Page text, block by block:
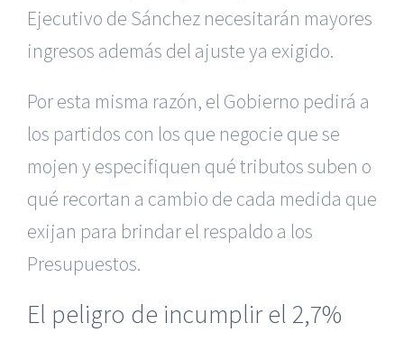
Ejecutivo de Sánchez necesitarán mayores
ingresos además del ajuste ya exigido.
Por esta misma razón, el Gobierno pedirá a
los partidos con los que negocie que se
mojen y especifiquen qué tributos suben o
qué recortan a cambio de cada medida que
exijan para brindar el respaldo a los
Presupuestos.
El peligro de incumplir el 2,7%